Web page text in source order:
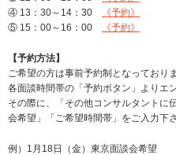
④ 13：30～14：30
《予約》
⑤ 15：00～16：00
《予約》
【予約方法】
ご希望の方は事前予約制となっておりま
各面談時間帯の「予約ボタン」よりエ
その際に、「その他コンサルタントに
会希望」「ご希望時間帯」をご入力下さ
例）1月18日（金）東京面談会希望